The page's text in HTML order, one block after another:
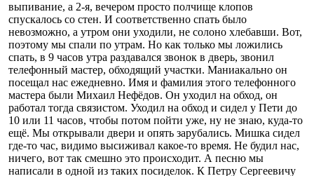
выпивание, а 2-я, вечером просто полчище клопов
спускалось со стен. И соответственно спать было
невозможно, а утром они уходили, не солоно хлебавши. Вот,
поэтому мы спали по утрам. Но как только мы ложились
спать, в 9 часов утра раздавался звонок в дверь, звонил
телефонный мастер, обходящий участки. Маниакально он
посещал нас ежедневно. Имя и фамилия этого телефонного
мастера были Михаил Нефёдов. Он уходил на обход, он
работал тогда связистом. Уходил на обход и сидел у Пети до
10 или 11 часов, чтобы потом пойти уже, ну не знаю, куда-то
ещё. Мы открывали двери и опять зарубались. Мишка сидел
где-то час, видимо высиживал какое-то время. Не будил нас,
ничего, вот так смешно это происходит. А песню мы
написали в одной из таких посиделок. К Петру Сергеевичу